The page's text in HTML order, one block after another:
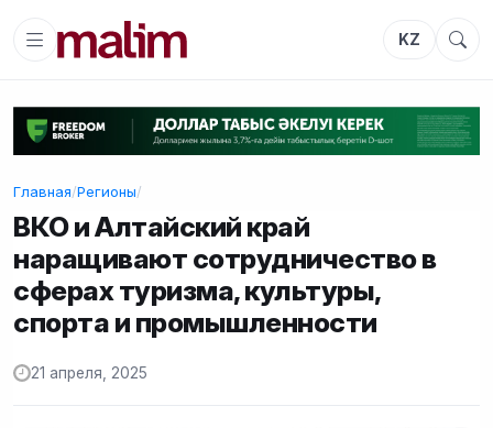
KZ
Главная/Регионы/
ВКО и Алтайский край
наращивают сотрудничество в
сферах туризма, культуры,
спорта и промышленности
21 апреля, 2025